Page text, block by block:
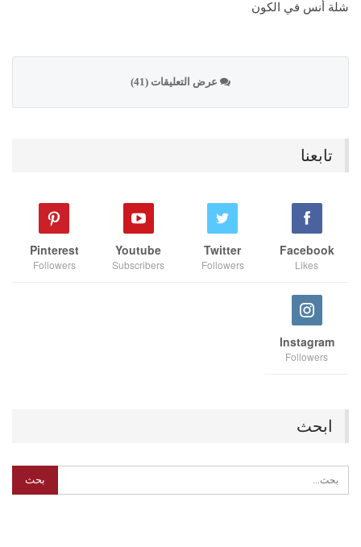
شلة أنس في الكون
عرض التعليقات (41)
تابعنا
Facebook
Likes
Twitter
Followers
Youtube
Subscribers
Pinterest
Followers
Instagram
Followers
ابحث